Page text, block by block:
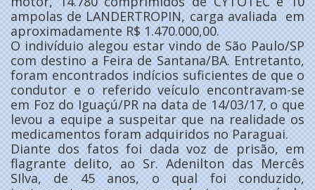
ampolas de LANDERTROPIN, carga avaliada em
aproximadamente R$ 1.470.000,00.
O indivíduio alegou estar vindo de São Paulo/SP
com destino a Feira de Santana/BA. Entretanto,
foram encontrados indícios suficientes de que o
condutor e o referido veículo encontravam-se
em Foz do Iguaçú/PR na data de 14/03/17, o que
levou a equipe a suspeitar que na realidade os
medicamentos foram adquiridos no Paraguai.
Diante dos fatos foi dada voz de prisão, em
flagrante delito, ao Sr. Adenilton das Mercês
SIlva, de 45 anos, o qual foi conduzido,